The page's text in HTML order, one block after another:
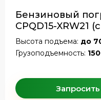
Бензиновый
CPQD15-XRW21
Высота подъема: до
Грузоподъемность: